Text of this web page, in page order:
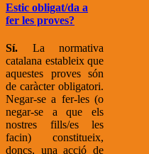
Estic obligat/da a
fer les proves?
Sí. La normativa
catalana estableix que
aquestes proves són
de caràcter obligatori.
Negar-se a fer-les (o
negar-se a que els
nostres fills/es les
facin) constitueix,
doncs, una acció de